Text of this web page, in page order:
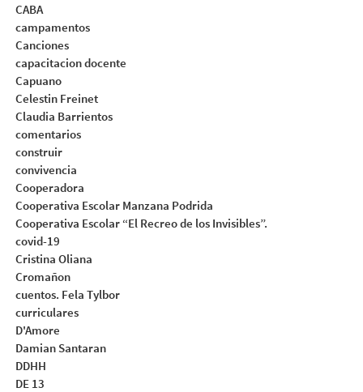
CABA
campamentos
Canciones
capacitacion docente
Capuano
Celestin Freinet
Claudia Barrientos
comentarios
construir
convivencia
Cooperadora
Cooperativa Escolar Manzana Podrida
Cooperativa Escolar “El Recreo de los Invisibles”.
covid-19
Cristina Oliana
Cromañon
cuentos. Fela Tylbor
curriculares
D'Amore
Damian Santaran
DDHH
DE 13